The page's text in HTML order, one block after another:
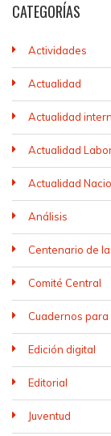
CATEGORÍAS
Actividades
Actualidad
Actualidad
Actualidad
Actualidad
Análisis
Centenario de
Comité Central
Cuadernos
Edición digital
Editorial
Juventud